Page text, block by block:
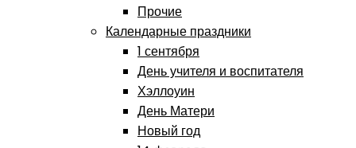
Прочие
Календарные праздники
1 сентября
День учителя и воспитателя
Хэллоуин
День Матери
Новый год